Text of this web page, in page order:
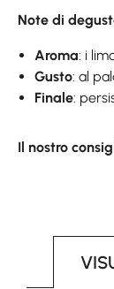
Note di
Aroma: i
Gusto: al
Finale:
Il nostro